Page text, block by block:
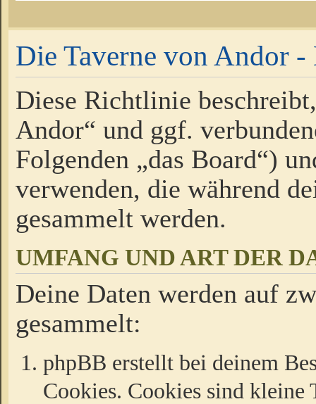
Die Taverne von Andor
Diese Richtlinie
Andor“ und ggf.
Folgenden „das Board“)
verwenden, die während
gesammelt werden.
UMFANG UND ART DER
Deine Daten werden auf
gesammelt:
phpBB erstellt bei deinem
Cookies. Cookies sind kleine